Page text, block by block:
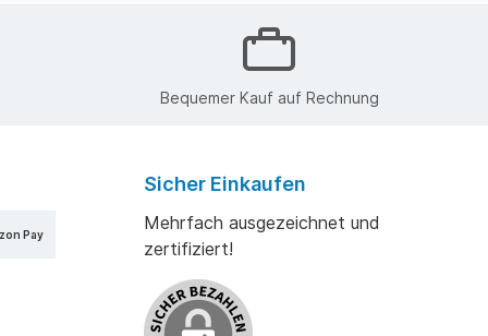
Bequemer Kauf auf Rechnung
Pay
Sicher Einkaufen
Mehrfach ausgezeichnet und
zertifiziert!